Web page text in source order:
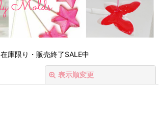
在庫限り・販売終了SALE中
表示順変更